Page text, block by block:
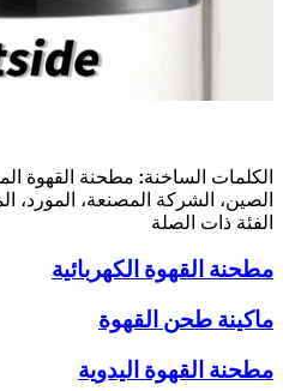
الكلمات الساخنة: مطحنة القهوة
الصين، الشركة المصنعة، المورد،
الفئة ذات الصلة
مطحنة القهوة الكهربائية
ماكينة طحن القهوة
مطحنة القهوة اليدوية